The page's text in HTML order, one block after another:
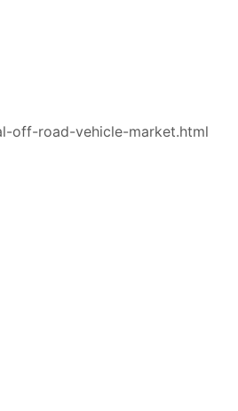
off-road-vehicle-market.html